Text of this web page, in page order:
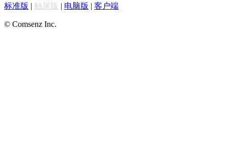
标准版 | 触屏版 | 电脑版 | 客户端
© Comsenz Inc.